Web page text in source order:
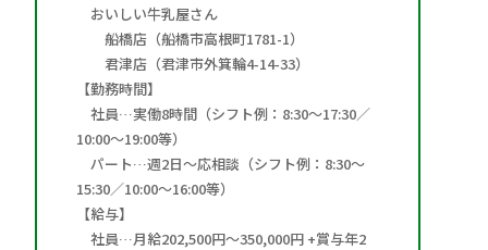
おいしい牛乳屋さん
船橋店（船橋市高根町1781-1）
君津店（君津市外箕輪4-14-33）
【勤務時間】
社員…実働8時間（シフト例：8:30～17:30／
10:00～19:00等）
パート…週2日～応相談（シフト例：8:30～
15:30／10:00～16:00等）
【給与】
社員…月給202,500円〜350,000円 +賞与年2